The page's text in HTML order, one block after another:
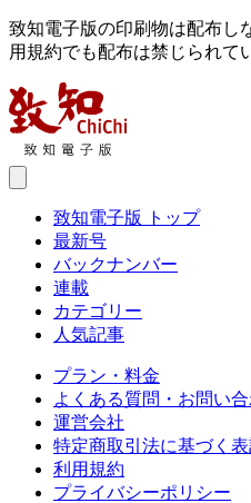
致知電子版の印刷物は配布し
用規約でも配布は禁じられて
致知電子版 トップ
最新号
バックナンバー
連載
カテゴリー
人気記事
プラン・料金
よくある質問・お問い
運営会社
特定商取引法に基づく
利用規約
プライバシーポリシー